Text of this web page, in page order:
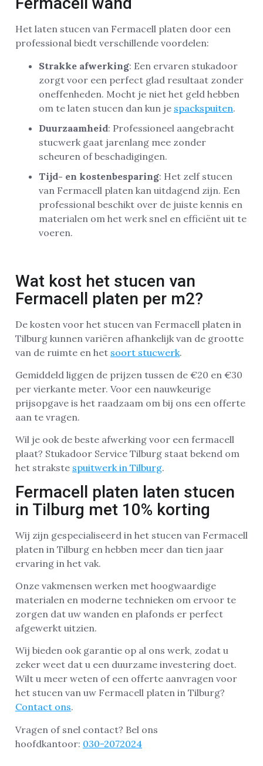
Het laten stucen van Fermacell platen door een
professional biedt verschillende voordelen:
Strakke afwerking: Een ervaren stukadoor
zorgt voor een perfect glad resultaat zonder
oneffenheden. Mocht je niet het geld hebben
om te laten stucen dan kun je spackspuiten.
Duurzaamheid: Professioneel aangebracht
stucwerk gaat jarenlang mee zonder
scheuren of beschadigingen.
Tijd- en kostenbesparing: Het zelf stucen
van Fermacell platen kan uitdagend zijn. Een
professional beschikt over de juiste kennis en
materialen om het werk snel en efficiënt uit te
voeren.
Wat kost het stucen van
Fermacell platen per m2?
De kosten voor het stucen van Fermacell platen in
Tilburg kunnen variëren afhankelijk van de grootte
van de ruimte en het soort stucwerk.
Gemiddeld liggen de prijzen tussen de €20 en €30
per vierkante meter. Voor een nauwkeurige
prijsopgave is het raadzaam om bij ons een offerte
aan te vragen.
Wil je ook de beste afwerking voor een fermacell
plaat? Stukadoor Service Tilburg staat bekend om
het strakste spuitwerk in Tilburg.
Fermacell platen laten stucen
in Tilburg met 10% korting
Wij zijn gespecialiseerd in het stucen van Fermacell
platen in Tilburg en hebben meer dan tien jaar
ervaring in het vak.
Onze vakmensen werken met hoogwaardige
materialen en moderne technieken om ervoor te
zorgen dat uw wanden en plafonds er perfect
afgewerkt uitzien.
Wij bieden ook garantie op al ons werk, zodat u
zeker weet dat u een duurzame investering doet.
Wilt u meer weten of een offerte aanvragen voor
het stucen van uw Fermacell platen in Tilburg?
Contact ons.
Vragen of snel contact? Bel ons
hoofdkantoor: 030-2072024